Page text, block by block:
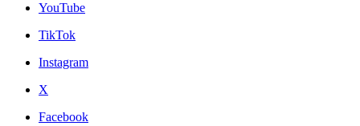
YouTube
TikTok
Instagram
X
Facebook